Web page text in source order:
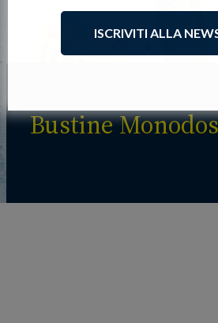
Bustine
ISCRIVITI ALLA